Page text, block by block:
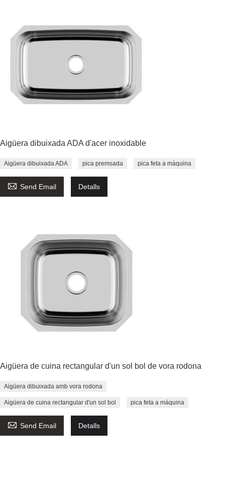
Aigüera dibuixada ADA d'acer inoxidable
Aigüera dibuixada ADA pica premsada pica feta a màquina
 Send Email Detalls
Aigüera de cuina rectangular d'un sol bol de vora rodona
Aigüera dibuixada amb vora rodona
Aigüera de cuina rectangular d'un sol bol pica feta a màquina
 Send Email Detalls